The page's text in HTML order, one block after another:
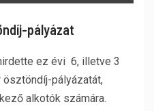
pályázat
ez évi 6, illetve 3
ösztöndíj-pályázatát,
alkotók számára.